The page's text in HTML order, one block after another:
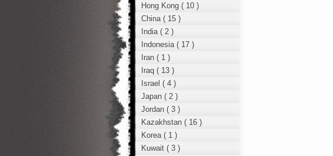
Hong Kong ( 10 )
China ( 15 )
India ( 2 )
Indonesia ( 17 )
Iran ( 1 )
Iraq ( 13 )
Israel ( 4 )
Japan ( 2 )
Jordan ( 3 )
Kazakhstan ( 16 )
Korea ( 1 )
Kuwait ( 3 )